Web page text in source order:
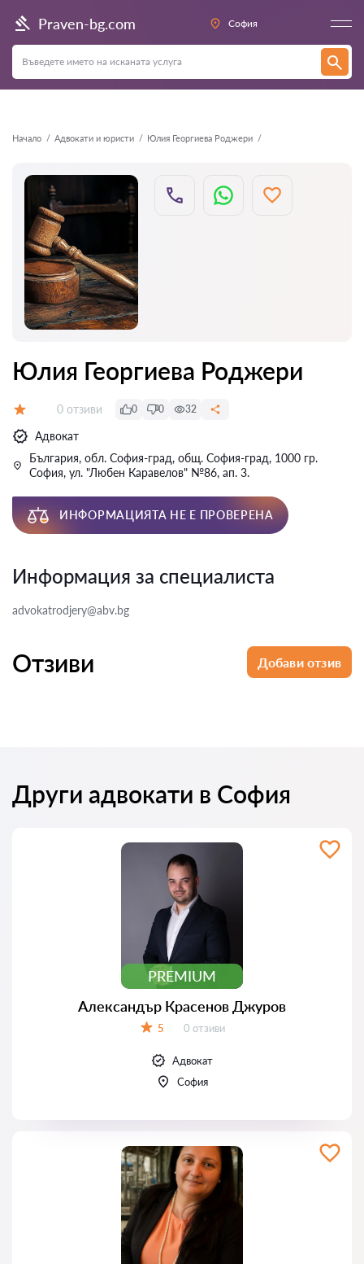
Praven-bg.com София
Начало Адвокати и юристи Юлия Георгиева Роджери
Назад
Юлия Георгиева Роджери
Отзиви:
0 отзиви 0 0 32
Адвокат
България, обл. София-град, общ. София-град, 1000 гр.
София, ул. "Любен Каравелов" №86, ап. 3.
ИНФОРМАЦИЯТА НЕ Е ПРОВЕРЕНА
Информация за специалиста
advokatrodjery@abv.bg
Отзиви Добави отзив
Други адвокати в София
PREMIUM
Александър Красенов Джуров
5 Отзиви:
0 отзиви
Адвокат
София